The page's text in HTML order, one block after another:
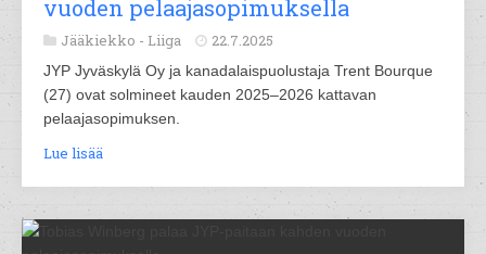
vuoden pelaajasopimuksella
Jääkiekko - Liiga 22.7.2025
JYP Jyväskylä Oy ja kanadalaispuolustaja Trent Bourque
(27) ovat solmineet kauden 2025–2026 kattavan
pelaajasopimuksen.
Lue lisää